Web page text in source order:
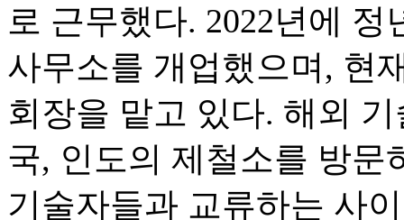
로 근무했다. 2022년에
사무소를 개업했으며, 현
회장을 맡고 있다. 해외
국, 인도의 제철소를 방문
기술자들과 교류하는 사